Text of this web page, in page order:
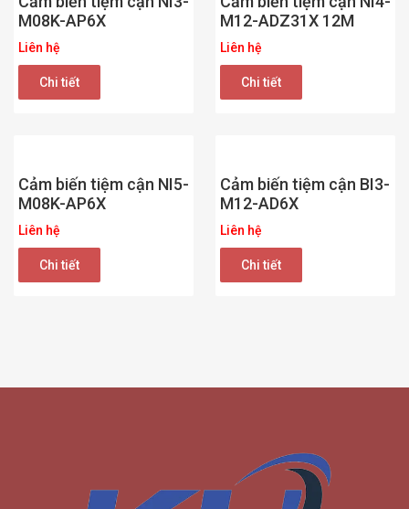
M08K-AP6X
Liên hệ
Chi tiết
M12-ADZ31X 12M
Liên hệ
Chi tiết
Cảm biến tiệm cận NI5-
M08K-AP6X
Liên hệ
Chi tiết
Cảm biến tiệm cận BI3-
M12-AD6X
Liên hệ
Chi tiết